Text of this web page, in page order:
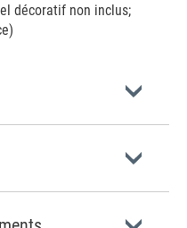
décoratif non inclus;